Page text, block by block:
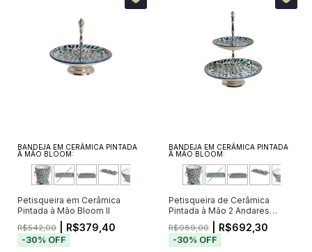
BANDEJA EM CERÂMICA PINTADA
À MÃO BLOOM:
Petisqueira em Cerâmica
Pintada à Mão Bloom II
R$542,00 | R$379,40
-30% OFF
BANDEJA EM CERÂMICA PINTADA
À MÃO BLOOM:
Petisqueira de Cerâmica
Pintada à Mão 2 Andares
R$989,00| R$692,30
-30% OFF